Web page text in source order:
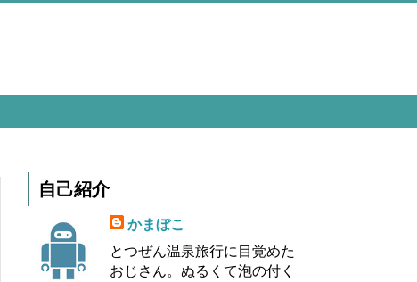
自己紹介
かまぼこ
とつぜん温泉旅行に目覚めた
おじさん。ぬるくて泡の付く